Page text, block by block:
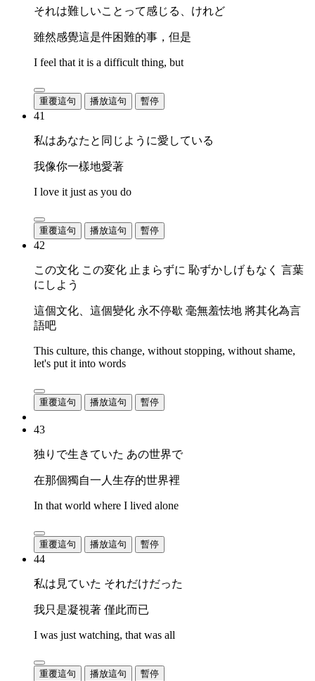
それは難しいことって感じる、けれど
雖然感覺這是件困難的事，但是
I feel that it is a difficult thing, but
重覆這句 播放這句 暫停
41
私はあなたと同じように愛している
我像你一樣地愛著
I love it just as you do
重覆這句 播放這句 暫停
42
この文化 この変化 止まらずに 恥ずかしげもなく 言葉
にしよう
這個文化、這個變化 永不停歇 毫無羞怯地 將其化為言
語吧
This culture, this change, without stopping, without shame,
let's put it into words
重覆這句 播放這句 暫停
43
独りで生きていた あの世界で
在那個獨自一人生存的世界裡
In that world where I lived alone
重覆這句 播放這句 暫停
44
私は見ていた それだけだった
我只是凝視著 僅此而已
I was just watching, that was all
重覆這句 播放這句 暫停